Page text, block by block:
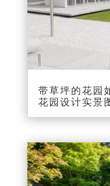
带草坪的花园
花园设计实景